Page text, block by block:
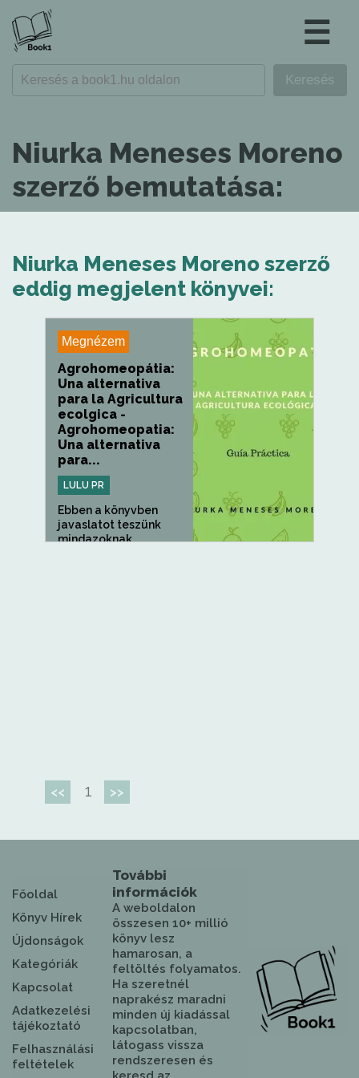
☰
Niurka Meneses Moreno
szerző bemutatása:
Niurka Meneses Moreno szerző
eddig megjelent könyvei:
Megnézem
Agrohomeopátia:
Una alternativa
para la Agricultura
ecolgica -
Agrohomeopatia:
Una alternativa
para...
LULU PR
Ebben a könyvben
javaslatot teszünk
mindazoknak,...
<< 1 >>
Főoldal
Könyv Hírek
Újdonságok
Kategóriák
Kapcsolat
Adatkezelési
tájékoztató
Felhasználási
feltételek
További
információk
A weboldalon
összesen 10+ millió
könyv lesz
hamarosan, a
feltöltés folyamatos.
Ha szeretnél
naprakész maradni
minden új kiadással
kapcsolatban,
látogass vissza
rendszeresen és